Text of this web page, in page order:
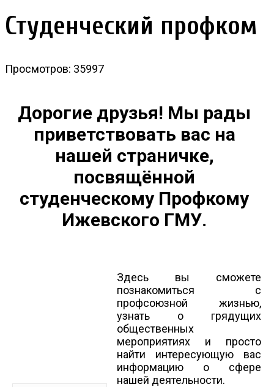
Студенческий профком
Просмотров: 35997
Дорогие друзья! Мы рады
приветствовать вас на
нашей страничке,
посвящённой
студенческому Профкому
Ижевского ГМУ.
Здесь вы сможете
познакомиться с
профсоюзной жизнью,
узнать о грядущих
общественных
мероприятиях и просто
найти интересующую вас
информацию о сфере
нашей деятельности.